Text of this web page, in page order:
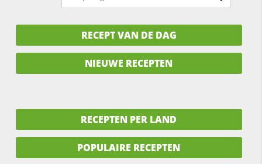
RECEPT VAN DE DAG
NIEUWE RECEPTEN
RECEPTEN PER LAND
POPULAIRE RECEPTEN